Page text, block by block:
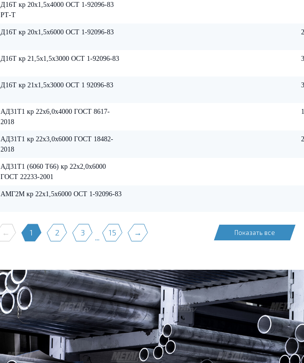
Д16Т кр 20х1,5х4000 ОСТ 1-92096-83
РТ-Т
Д16Т кр 20х1,5х6000 ОСТ 1-92096-83
Д16Т кр 21,5х1,5х3000 ОСТ 1-92096-83
Д16Т кр 21х1,5х3000 ОСТ 1 92096-83
АД31Т1 кр 22х6,0х4000 ГОСТ 8617-
2018
АД31Т1 кр 22х3,0х6000 ГОСТ 18482-
2018
АД31Т1 (6060 Т66) кр 22х2,0х6000
ГОСТ 22233-2001
АМГ2М кр 22х1,5х6000 ОСТ 1-92096-83
← 1 2 3 15 → Показать все